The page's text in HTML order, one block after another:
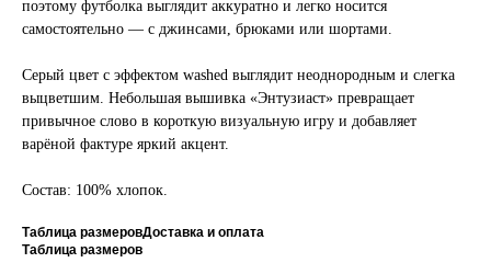
поэтому футболка выглядит аккуратно и легко носится
самостоятельно — с джинсами, брюками или шортами.
Серый цвет с эффектом washed выглядит неоднородным и слегка
выцветшим. Небольшая вышивка «Энтузиаст» превращает
привычное слово в короткую визуальную игру и добавляет
варёной фактуре яркий акцент.
Состав: 100% хлопок.
Таблица размеровДоставка и оплата
Таблица размеров